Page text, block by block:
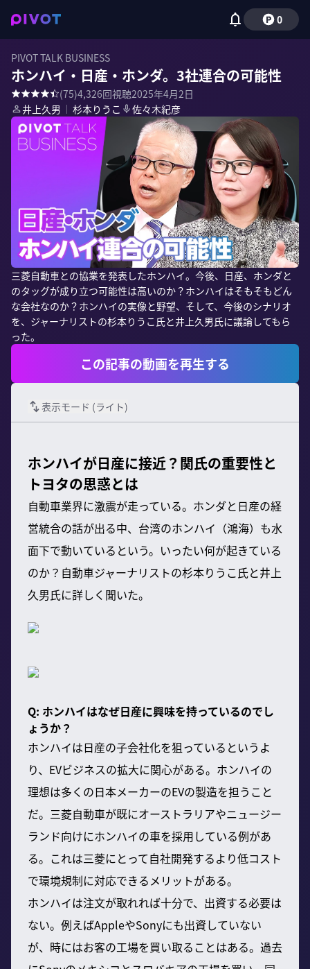
0
PIVOT TALK BUSINESS
ホンハイ・日産・ホンダ。3社連合の可能性
(75)4,326回視聴2025年4月2日
井上久男 ｜ 杉本りうこ 佐々木紀彦
三菱自動車との協業を発表したホンハイ。今後、日産、ホンダと
のタッグが成り立つ可能性は高いのか？ホンハイはそもそもどん
な会社なのか？ホンハイの実像と野望、そして、今後のシナリオ
を、ジャーナリストの杉本りうこ氏と井上久男氏に議論してもら
った。
この記事の動画を再生する
表示モード (ライト)
ホンハイが日産に接近？関氏の重要性と
トヨタの思惑とは
自動車業界に激震が走っている。ホンダと日産の経
営統合の話が出る中、台湾のホンハイ（鴻海）も水
面下で動いているという。いったい何が起きている
のか？自動車ジャーナリストの杉本りうこ氏と井上
久男氏に詳しく聞いた。
Q: ホンハイはなぜ日産に興味を持っているのでし
ょうか？
ホンハイは日産の子会社化を狙っているというよ
り、EVビジネスの拡大に関心がある。ホンハイの
理想は多くの日本メーカーのEVの製造を担うこと
だ。三菱自動車が既にオーストラリアやニュージー
ランド向けにホンハイの車を採用している例があ
る。これは三菱にとって自社開発するより低コスト
で環境規制に対応できるメリットがある。
ホンハイは注文が取れれば十分で、出資する必要は
ない。例えばAppleやSonyにも出資していない
が、時にはお客の工場を買い取ることはある。過去